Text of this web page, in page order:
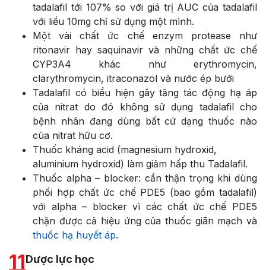
tadalafil tới 107% so với giá trị AUC của tadalafil
với liều 10mg chỉ sử dụng một mình.
Một vài chất ức chế enzym protease như
ritonavir hay saquinavir và những chất ức chế
CYP3A4 khác như erythromycin,
clarythromycin, itraconazol và nước ép bưởi
TadalafiI có biểu hiện gây tăng tác động hạ áp
của nitrat do đó không sử dụng tadalafil cho
bệnh nhân đang dùng bất cứ dạng thuốc nào
cùa nitrat hữu cơ.
Thuốc kháng acid (magnesium hydroxid,
aluminium hydroxid) làm giảm hấp thu Tadalafil.
Thuốc alpha – blocker: cần thận trọng khi dùng
phối hợp chất ức chế PDE5 (bao gồm tadalafil)
với alpha – blocker vì các chất ức chế PDE5
chặn được cả hiệu ứng của thuốc giãn mạch và
thuốc hạ huyết áp.
11Dược lực học